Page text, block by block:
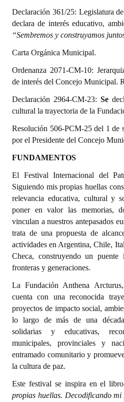
Constitución Provincial
Carta Orgánica 2007
Reglamento Interno
Digesto
Organigrama
Informes de Gestión
Dictámenes Asesoría Letrada
Actas de Sesión
Informes de Unidad Coordinadora
Ejecución Presupuestaria
Actas de Audiencias Públicas
NORMATIVA
Comunicaciones
Declaraciones
Resoluciones
INSTITUCIONAL
Declaración 361/25: Legislatura
declara de interés educativo,
“Sembremos y construyamos
Carta Orgánica Municipal.
Ordenanza 2071-CM-10:
de interés del Concejo Municipal.
Declaración 2964-CM-23:Se
cultural la trayectoria de la
Resolución 506-PCM-25 del 1 de
por el Presidente del Concejo
FUNDAMENTOS
El Festival Internacional del
Siguiendo mis propias huellas
relevancia educativa, cultural y
poner en valor las memorias,
vinculan a nuestros antepasados
trata de una propuesta de
actividades en Argentina, Chile,
Checa, construyendo un puente
fronteras y generaciones.
La Fundación Anthena
cuenta con una reconocida
proyectos de impacto social,
lo largo de más de una
solidarias y educativas,
municipales, provinciales y
entramado comunitario y
la cultura de paz.
Este festival se inspira en el
propias huellas. Decodificando